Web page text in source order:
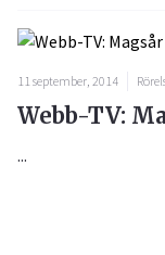
11 september, 2014
Webb-TV:
...